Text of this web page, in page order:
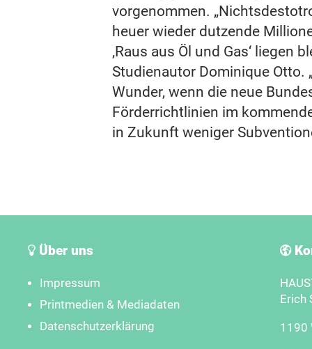
vorgenommen.
heuer wieder dutzende
‚Raus aus Öl und Gas‘ liegen
Studienautor Dominique Otto.
Wunder, wenn die neue
Förderrichtlinien im
in Zukunft weniger
Über uns
Impressum
Printmedien & Mediadaten
Datenschutzerklärung
Erich
1190